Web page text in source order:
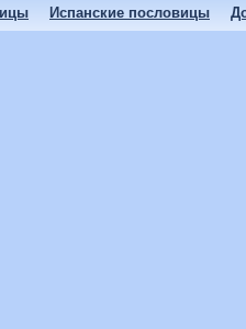
Испанские пословицы